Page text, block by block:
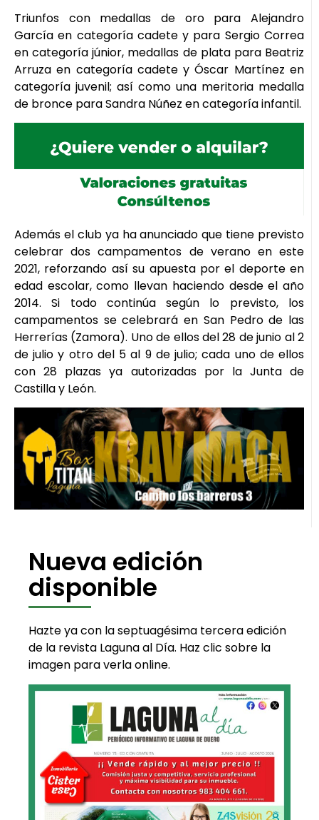
Triunfos con medallas de oro para Alejandro
García en categoría cadete y para Sergio Correa
en categoría júnior, medallas de plata para Beatriz
Arruza en categoría cadete y Óscar Martínez en
categoría juvenil; así como una meritoria medalla
de bronce para Sandra Núñez en categoría infantil.
Además el club ya ha anunciado que tiene previsto
celebrar dos campamentos de verano en este
2021, reforzando así su apuesta por el deporte en
edad escolar, como llevan haciendo desde el año
2014. Si todo continúa según lo previsto, los
campamentos se celebrará en San Pedro de las
Herrerías (Zamora). Uno de ellos del 28 de junio al 2
de julio y otro del 5 al 9 de julio; cada uno de ellos
con 28 plazas ya autorizadas por la Junta de
Castilla y León.
Nueva edición
disponible
Hazte ya con la septuagésima tercera edición
de la revista Laguna al Día. Haz clic sobre la
imagen para verla online.